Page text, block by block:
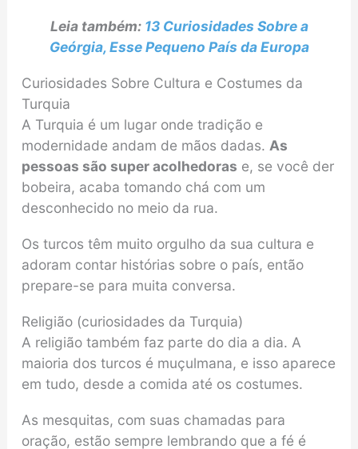
Leia também:13 Curiosidades Sobre a
Geórgia, Esse Pequeno País da Europa
Curiosidades Sobre Cultura e Costumes da
Turquia
A Turquia é um lugar onde tradição e
modernidade andam de mãos dadas. As
pessoas são super acolhedoras e, se você der
bobeira, acaba tomando chá com um
desconhecido no meio da rua.
Os turcos têm muito orgulho da sua cultura e
adoram contar histórias sobre o país, então
prepare-se para muita conversa.
Religião (curiosidades da Turquia)
A religião também faz parte do dia a dia. A
maioria dos turcos é muçulmana, e isso aparece
em tudo, desde a comida até os costumes.
As mesquitas, com suas chamadas para
oração, estão sempre lembrando que a fé é